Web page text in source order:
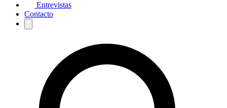
Entrevistas
Contacto